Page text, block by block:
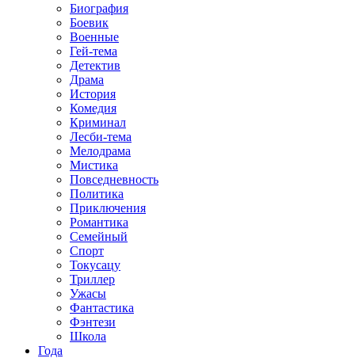
Биография
Боевик
Военные
Гей-тема
Детектив
Драма
История
Комедия
Криминал
Лесби-тема
Мелодрама
Мистика
Повседневность
Политика
Приключения
Романтика
Семейный
Спорт
Токусацу
Триллер
Ужасы
Фантастика
Фэнтези
Школа
Года